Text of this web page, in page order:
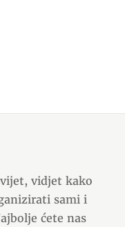
vidjet kako
sami i
ćete nas